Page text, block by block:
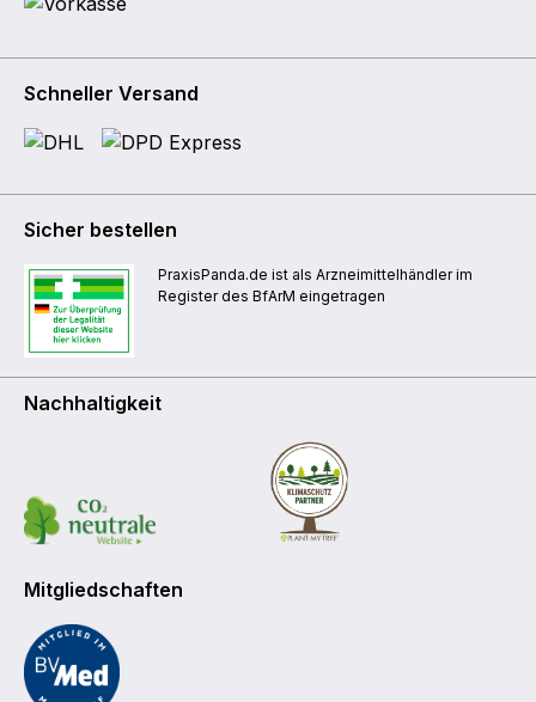
Schneller Versand
Sicher bestellen
PraxisPanda.de ist als Arzneimittelhändler im
Register des BfArM eingetragen
Nachhaltigkeit
Mitgliedschaften